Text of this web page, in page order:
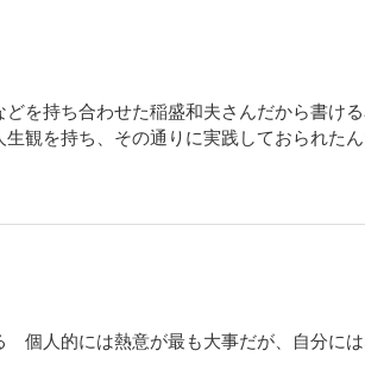
を持ち合わせた稲盛和夫さんだから書ける
観を持ち、その通りに実践しておられたん
人的には熱意が最も大事だが、自分に